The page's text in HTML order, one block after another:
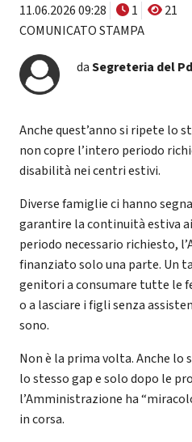
11.06.2026 09:28 1
21
COMUNICATO STAMPA
daSegreteria del
Anche quest’anno si ripete lo
non copre l’intero periodo
disabilità nei centri estivi.
Diverse famiglie ci hanno
garantire la continuità estiva
periodo necessario richiesto,
finanziato solo una parte. Un
genitori a consumare tutte le
o a lasciare i figli senza
sono.
Non è la prima volta. Anche lo
lo stesso gap e solo dopo le
l’Amministrazione ha
in corsa.